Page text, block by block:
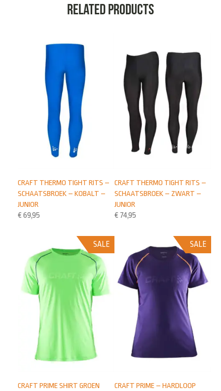
Related products
CRAFT THERMO TIGHT RITS –
SCHAATSBROEK – ZWART –
JUNIOR
€ 74,95
CRAFT THERMO TIGHT RITS –
SCHAATSBROEK – KOBALT –
JUNIOR
€ 69,95
SALE
CRAFT PRIME – HARDLOOP
SALE
CRAFT PRIME SHIRT GROEN